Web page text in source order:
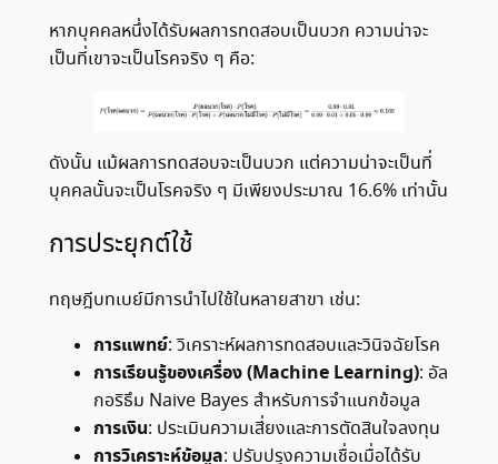
หากบุคคลหนึ่งได้รับผลการทดสอบเป็นบวก ความน่าจะ
เป็นที่เขาจะเป็นโรคจริง ๆ คือ:
ดังนั้น แม้ผลการทดสอบจะเป็นบวก แต่ความน่าจะเป็นที่
บุคคลนั้นจะเป็นโรคจริง ๆ มีเพียงประมาณ 16.6% เท่านั้น
การประยุกต์ใช้
ทฤษฎีบทเบย์มีการนำไปใช้ในหลายสาขา เช่น:​
การแพทย์: วิเคราะห์ผลการทดสอบและวินิจฉัยโรค
การเรียนรู้ของเครื่อง (Machine Learning): อัล
กอริธึม Naive Bayes สำหรับการจำแนกข้อมูล
การเงิน: ประเมินความเสี่ยงและการตัดสินใจลงทุน
การวิเคราะห์ข้อมูล: ปรับปรุงความเชื่อเมื่อได้รับ